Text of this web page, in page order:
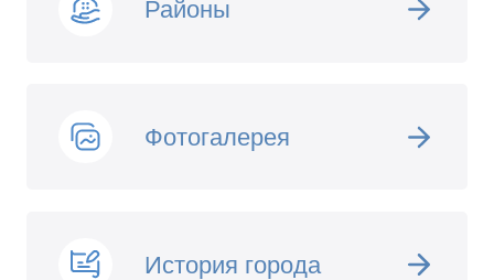
Районы
Фотогалерея
История города